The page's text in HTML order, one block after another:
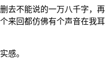
去不能说的一万八千字，再
来回都仿佛有个声音在我耳
感。